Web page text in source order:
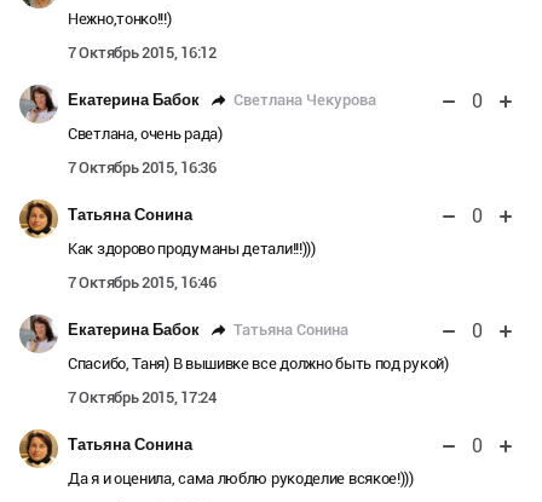
Нежно,тонко!!!)
7 Октябрь 2015, 16:12
Екатерина Бабок Светлана Чекурова 0
Светлана, очень рада)
7 Октябрь 2015, 16:36
Татьяна Сонина 0
Как здорово продуманы детали!!!)))
7 Октябрь 2015, 16:46
Екатерина Бабок Татьяна Сонина 0
Спасибо, Таня) В вышивке все должно быть под рукой)
7 Октябрь 2015, 17:24
Татьяна Сонина 0
Да я и оценила, сама люблю рукоделие всякое!)))